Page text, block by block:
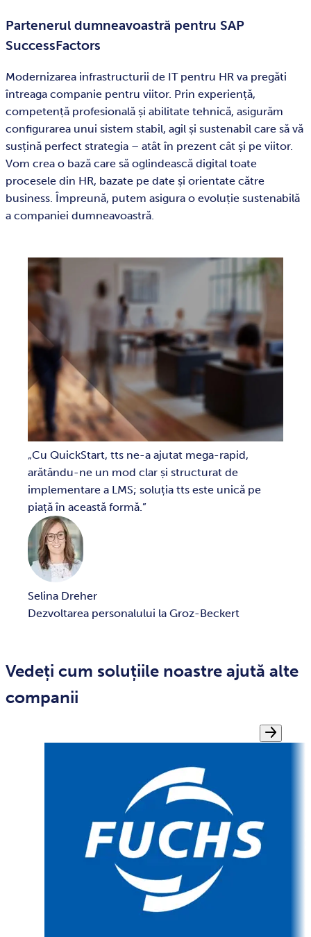
Partenerul dumneavoastră pentru SAP
SuccessFactors
Modernizarea infrastructurii de IT pentru HR va pregăti
întreaga companie pentru viitor. Prin experiență,
competență profesională și abilitate tehnică, asigurăm
configurarea unui sistem stabil, agil și sustenabil care să vă
susțină perfect strategia – atât în prezent cât și pe viitor.
Vom crea o bază care să oglindească digital toate
procesele din HR, bazate pe date și orientate către
business. Împreună, putem asigura o evoluție sustenabilă
a companiei dumneavoastră.
Cu QuickStart, tts ne-a ajutat mega-rapid,
arătându-ne un mod clar și structurat de
implementare a LMS; soluția tts este unică pe
piață în această formă.
Selina Dreher
Dezvoltarea personalului la Groz-Beckert
Vedeți cum soluțiile noastre ajută alte
companii